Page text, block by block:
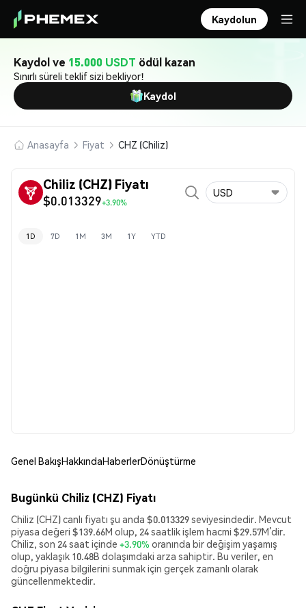
Kaydolun
Kaydol ve 15.000 USDT ödül kazan
Sınırlı süreli teklif sizi bekliyor!
Kaydol
Anasayfa Fiyat CHZ (Chiliz)
Chiliz (CHZ) Fiyatı
$0.013329+3.90%
USD
1D 7D 1M 3M 1Y YTD
Genel BakışHakkındaHaberlerDönüştürme
Bugünkü Chiliz (CHZ) Fiyatı
Chiliz (CHZ) canlı fiyatı şu anda $0.013329 seviyesindedir. Mevcut
piyasa değeri $139.66M olup, 24 saatlik işlem hacmi $29.57M’dir.
Chiliz, son 24 saat içinde +3.90% oranında bir değişim yaşamış
olup, yaklaşık 10.48B dolaşımdaki arza sahiptir. Bu veriler, en
doğru piyasa bilgilerini sunmak için gerçek zamanlı olarak
güncellenmektedir.